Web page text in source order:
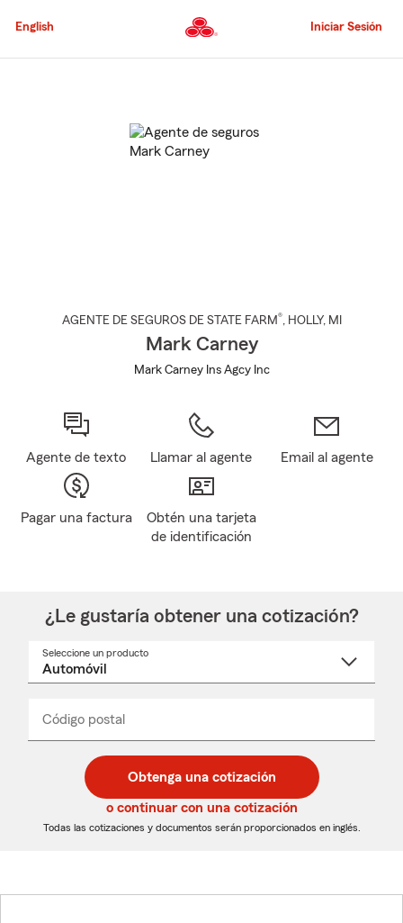
al
principal
English Iniciar Sesión
AGENTE DE SEGUROS DE STATE FARM®, HOLLY, MI
Mark Carney
Mark Carney Ins Agcy Inc
Agente de texto Llamar al agente Email al agente
Pagar una factura
Obtén una tarjeta
de identificación
¿Le gustaría obtener una cotización?
Seleccione un producto
desplegable
Código postal
de
5
dígitos
de
5
dígitos
_____
Obtenga una cotización
o continuar con una cotización
Todas las cotizaciones y documentos serán proporcionados en inglés.